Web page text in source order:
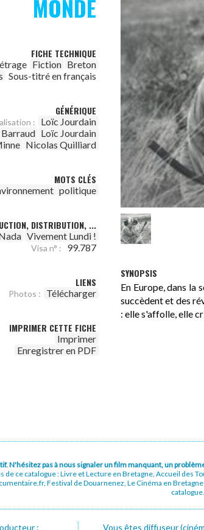
MONDE
FICHE TECHNIQUE
Fiction Breton
Sous-titré en français
GÉNÉRIQUE
: Loïc Jourdain
Loïc Jourdain
Nicolas Quilliard
MOTS CLÉS
politique
DISTRIBUTION, ...
Vivement Lundi !
Visa n° : 99.787
LIENS
Photos : Télécharger
IMPRIMER CETTE FICHE
Imprimer
Enregistrer en PDF
SYNOPSIS
En Europe, dans la
succèdent et des
: elle s'affolle, elle
N'hésitez pas à nous signaler un film manquant, un
de ce catalogue : Livre et Lecture en Bretagne, Accueil des
Festival de Douarnenez, Le Cinéma en
catalogue.
: Vous êtes diffuseur